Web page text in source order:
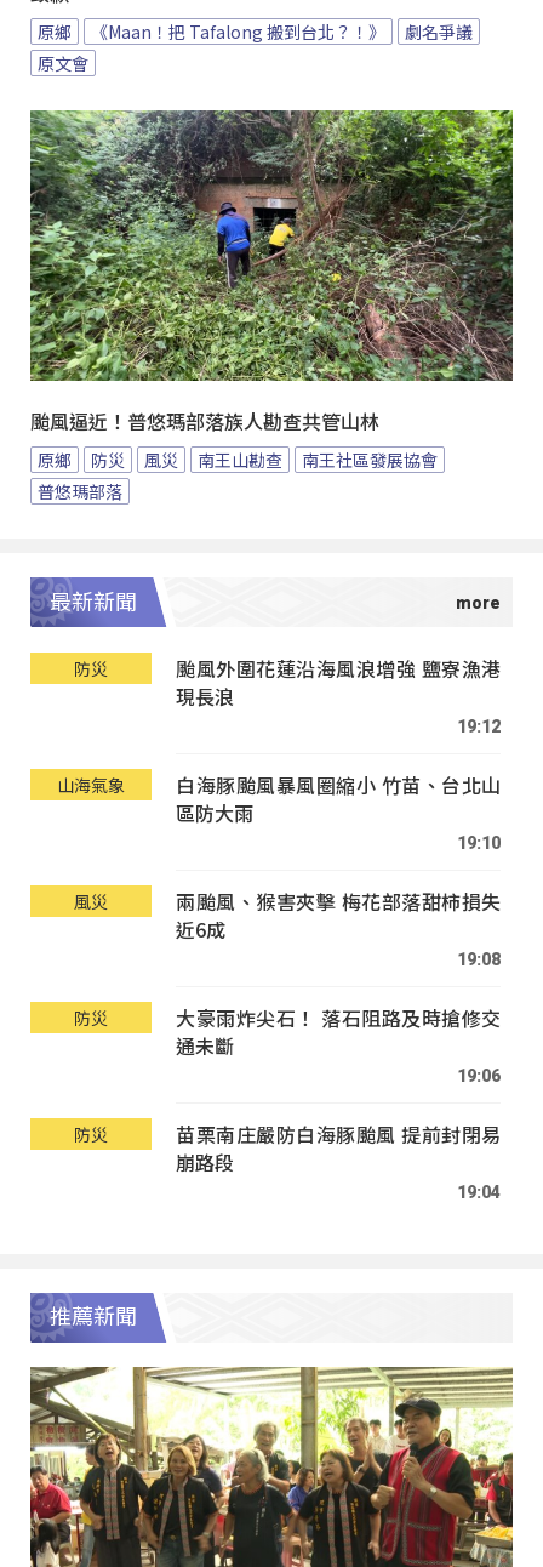
原鄉 《Maan！把 Tafalong 搬到台北？！》
劇名爭議
原文會
颱風逼近！普悠瑪部落族人勘查共管山林
原鄉 防災 風災 南王山勘查
南王社區發展協會
普悠瑪部落
最新新聞
防災
颱風外圍花蓮沿海風浪增強 鹽寮漁港
現長浪
19:12
山海氣象
白海豚颱風暴風圈縮小 竹苗、台北山
區防大雨
19:10
風災
兩颱風、猴害夾擊 梅花部落甜柿損失
近6成
19:08
防災
大豪雨炸尖石！ 落石阻路及時搶修交
通未斷
19:06
防災
苗栗南庄嚴防白海豚颱風 提前封閉易
崩路段
19:04
推薦新聞